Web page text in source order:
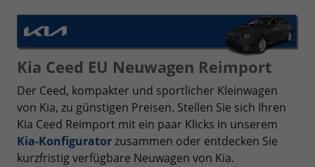
Kia Ceed EU Neuwagen Reimport
Der Ceed, kompakter und sportlicher Kleinwagen
von Kia, zu günstigen Preisen. Stellen Sie sich Ihren
Kia Ceed Reimport mit ein paar Klicks in unserem
Kia-Konfiguratorzusammen oder entdecken Sie
kurzfristig verfügbare Neuwagen von Kia.